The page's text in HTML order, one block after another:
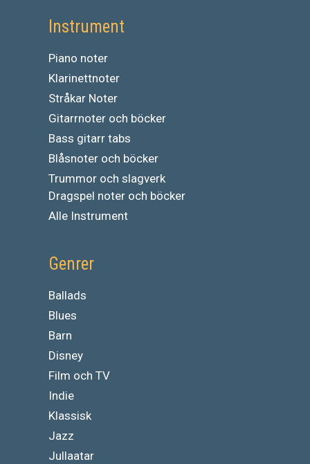
Instrument
Piano noter
Klarinettnoter
Stråkar Noter
Gitarrnoter och böcker
Bass gitarr tabs
Blåsnoter och böcker
Trummor och slagverk
Dragspel noter och böcker
Alle Instrument
Genrer
Ballads
Blues
Barn
Disney
Film och TV
Indie
Klassisk
Jazz
Jullaatar